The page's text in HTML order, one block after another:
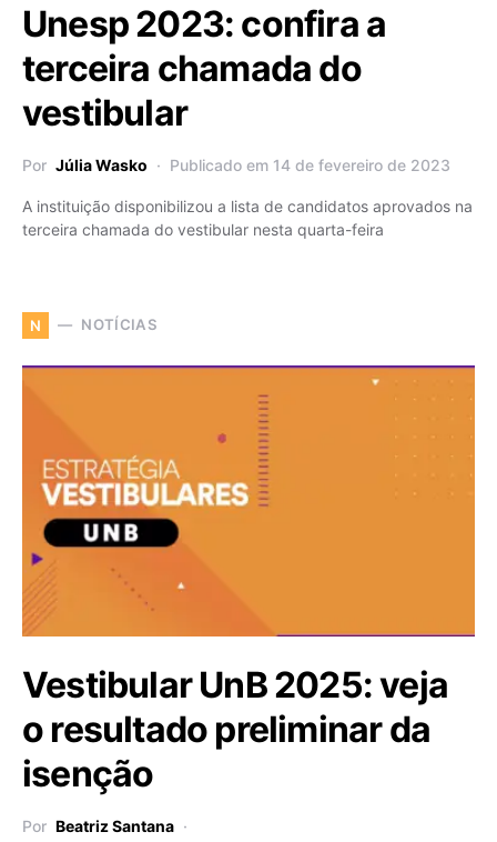
Unesp 2023: confira a
terceira chamada do
vestibular
Por Júlia Wasko Publicado em 14 de fevereiro de 2023
A instituição disponibilizou a lista de candidatos aprovados na
terceira chamada do vestibular nesta quarta-feira
N NOTÍCIAS
Vestibular UnB 2025: veja
o resultado preliminar da
isenção
Por Beatriz Santana